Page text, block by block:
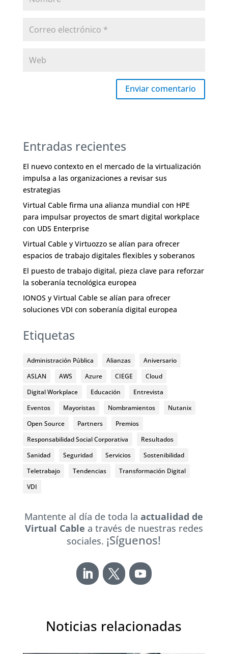
Enviar comentario
Entradas recientes
El nuevo contexto en el mercado de la virtualización
impulsa a las organizaciones a revisar sus
estrategias
Virtual Cable firma una alianza mundial con HPE
para impulsar proyectos de smart digital workplace
con UDS Enterprise
Virtual Cable y Virtuozzo se alían para ofrecer
espacios de trabajo digitales flexibles y soberanos
El puesto de trabajo digital, pieza clave para reforzar
la soberanía tecnológica europea
IONOS y Virtual Cable se alían para ofrecer
soluciones VDI con soberanía digital europea
Etiquetas
Administración Pública Alianzas
Aniversario
ASLAN
AWS Azure CIEGE
Cloud
Digital Workplace
Educación
Entrevista
Eventos
Mayoristas Nombramientos
Nutanix
Open Source
Partners
Premios
Responsabilidad Social Corporativa
Resultados
Sanidad
Seguridad Servicios
Sostenibilidad
Teletrabajo
Tendencias
Transformación Digital
VDI
Mantente al día de toda laactualidad de
Virtual Cable a través de nuestras redes
sociales. ¡Síguenos!
Noticias relacionadas